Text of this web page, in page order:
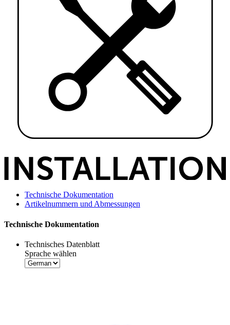
Technische Dokumentation
Artikelnummern und Abmessungen
Technische Dokumentation
Technisches Datenblatt
Sprache wählen